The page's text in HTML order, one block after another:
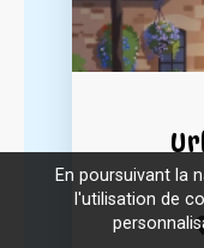
En poursuivant la
l'utilisation de